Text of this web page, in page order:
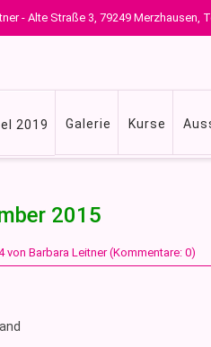
- Alte Straße 3, 79249 Merzhausen,
2019 Galerie Kurse
2015
von Barbara Leitner (Kommentare: 0)